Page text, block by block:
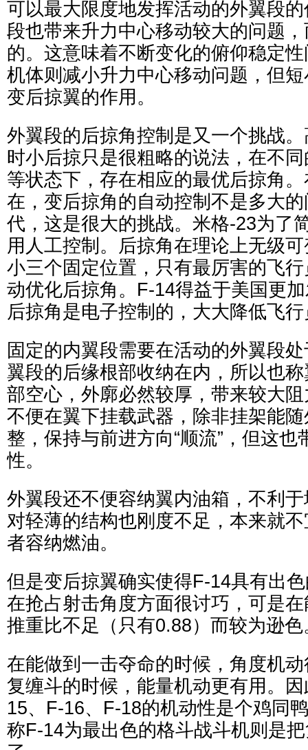
可以最大限度地发挥活动的外翼段
段也带来升力中心移动较大的问题
的。这意味着不断变化的俯仰稳定
机体则减小升力中心移动问题，但
变后掠翼的作用。
外翼段的后掠角控制是又一个挑战
时小后掠只是很粗略的说法，在不
等状态下，存在相应的最优后掠角
在，变后掠角的自动控制不是多大
代，这是很大的挑战。米格-23为了
用人工控制。后掠角在理论上无级
小三个固定位置，只有最厉害的飞
动优化后掠角。F-14得益于美国更
后掠角是电子控制的，大大降低飞
固定的内翼段需要在活动的外翼段
翼段的后缘根部收纳在内，所以也
部空心，外廓必然较厚，带来较大
不便在翼下挂载武器，除非挂架能
整，保持与前进方向“顺流”，但这
性。
外翼段还不便容纳翼内油箱，不利
对轻薄的结构也刚度不足，本来就
者容纳燃油。
但是变后掠翼确实使得F-14具有出
在抢占射击角度方面很讨巧，可是
推重比不足（只有0.88）而较为逊色
在能做到一击夺命的时候，角度机
复缠斗的时候，能量机动更有用。
15、F-16、F-18的机动性是个鸡同
称F-14为最出色的格斗战斗机则是